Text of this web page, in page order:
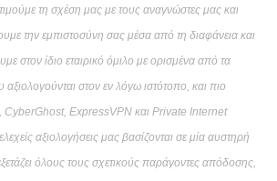
τη σχέση μας με τους αναγνώστες μας και
την εμπιστοσύνη σας μέσα από τη διαφάνεια και
στον ίδιο εταιρικό όμιλο με ορισμένα από τα
στον εν λόγω ιστότοπο, και πιο
CyberGhost, ExpressVPN και Private Internet
αξιολογήσεις μας βασίζονται σε μία αυστηρή
όλους τους σχετικούς παράγοντες απόδοσης,